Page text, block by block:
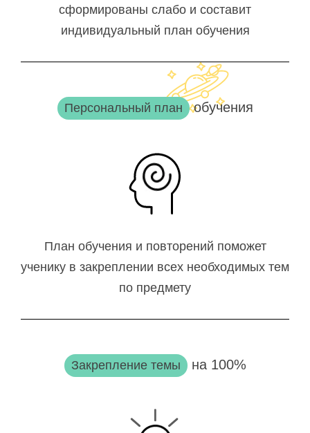
сформированы слабо и составит
индивидуальный план обучения
Персональный план обучения
План обучения и повторений поможет
ученику в закреплении всех необходимых тем
по предмету
Закрепление темы на 100%